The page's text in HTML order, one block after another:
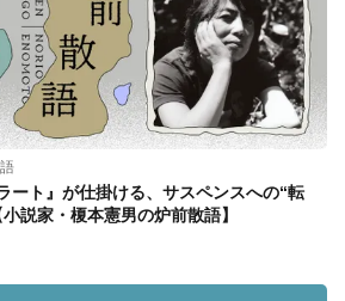
ート』が仕掛ける、サスペンスへの“転
説家・榎本憲男の炉前散語】